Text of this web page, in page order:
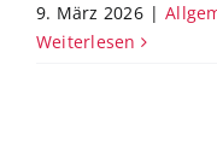
9. März 2026 |
Weiterlesen